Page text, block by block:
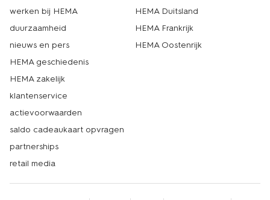
werken bij HEMA
duurzaamheid
nieuws en pers
HEMA geschiedenis
HEMA zakelijk
klantenservice
actievoorwaarden
saldo cadeaukaart opvragen
partnerships
retail media
HEMA Duitsland
HEMA Frankrijk
HEMA Oostenrijk